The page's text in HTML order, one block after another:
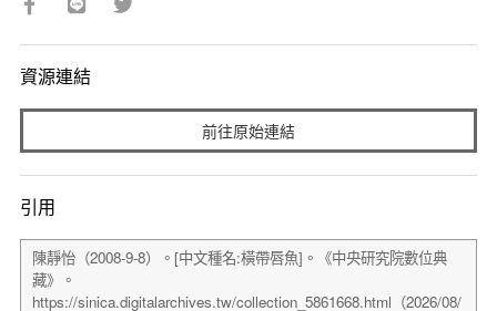
資源連結
前往原始連結
引用